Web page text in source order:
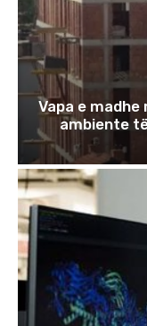
Vapa e
ambiente